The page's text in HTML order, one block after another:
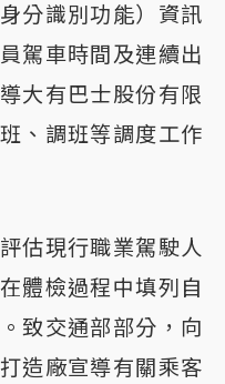
分識別功能）資訊
駕車時間及連續出
大有巴士股份有限
、調班等調度工作
估現行職業駕駛人
體檢過程中填列自
致交通部部分，向
造廠宣導有關乘客